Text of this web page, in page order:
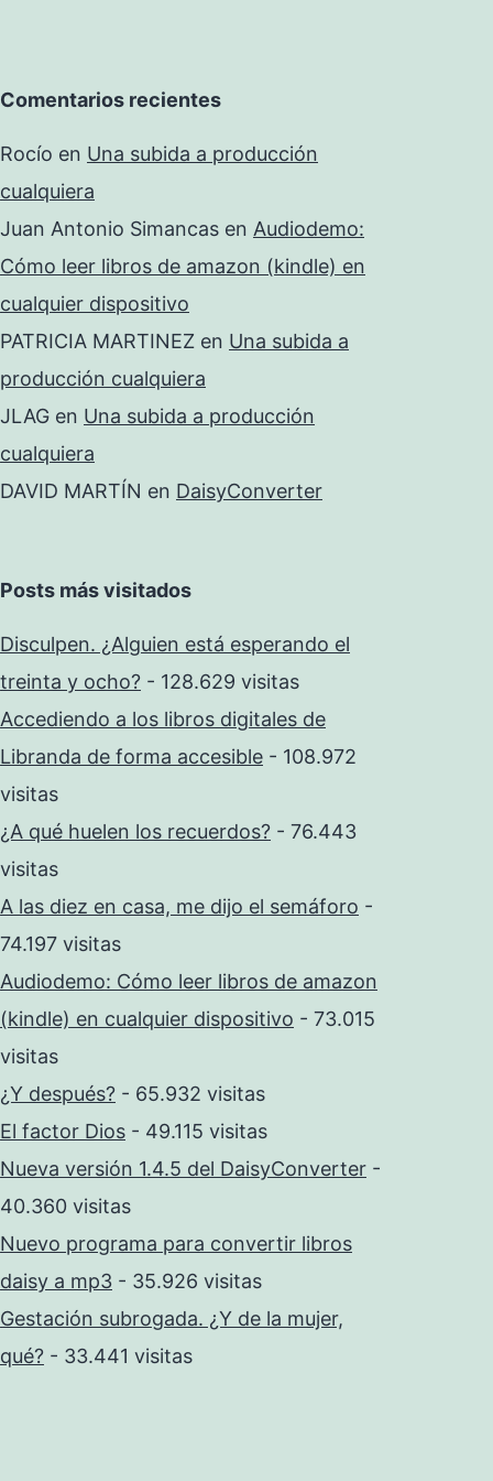
Comentarios recientes
Rocío en Una subida a producción
cualquiera
Juan Antonio Simancas en Audiodemo:
Cómo leer libros de amazon (kindle) en
cualquier dispositivo
PATRICIA MARTINEZ en Una subida a
producción cualquiera
JLAG en Una subida a producción
cualquiera
DAVID MARTÍN en DaisyConverter
Posts más visitados
Disculpen. ¿Alguien está esperando el
treinta y ocho? - 128.629 visitas
Accediendo a los libros digitales de
Libranda de forma accesible - 108.972
visitas
¿A qué huelen los recuerdos? - 76.443
visitas
A las diez en casa, me dijo el semáforo -
74.197 visitas
Audiodemo: Cómo leer libros de amazon
(kindle) en cualquier dispositivo - 73.015
visitas
¿Y después? - 65.932 visitas
El factor Dios - 49.115 visitas
Nueva versión 1.4.5 del DaisyConverter -
40.360 visitas
Nuevo programa para convertir libros
daisy a mp3 - 35.926 visitas
Gestación subrogada. ¿Y de la mujer,
qué? - 33.441 visitas